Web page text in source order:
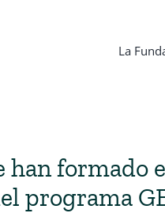
La
han formado
programa